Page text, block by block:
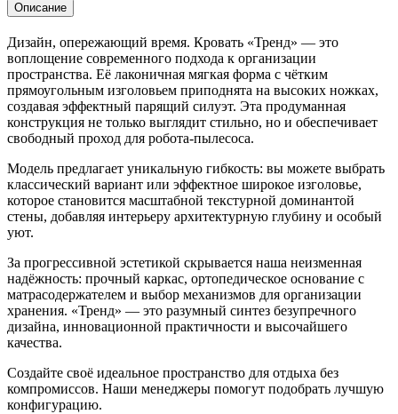
Описание
Дизайн, опережающий время. Кровать «Тренд» — это
воплощение современного подхода к организации
пространства. Её лаконичная мягкая форма с чётким
прямоугольным изголовьем приподнята на высоких ножках,
создавая эффектный парящий силуэт. Эта продуманная
конструкция не только выглядит стильно, но и обеспечивает
свободный проход для робота-пылесоса.
Модель предлагает уникальную гибкость: вы можете выбрать
классический вариант или эффектное широкое изголовье,
которое становится масштабной текстурной доминантой
стены, добавляя интерьеру архитектурную глубину и особый
уют.
За прогрессивной эстетикой скрывается наша неизменная
надёжность: прочный каркас, ортопедическое основание с
матрасодержателем и выбор механизмов для организации
хранения. «Тренд» — это разумный синтез безупречного
дизайна, инновационной практичности и высочайшего
качества.
Создайте своё идеальное пространство для отдыха без
компромиссов. Наши менеджеры помогут подобрать лучшую
конфигурацию.